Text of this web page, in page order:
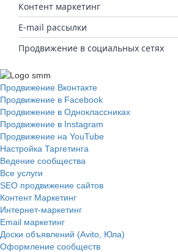
Контент маркетинг
E-mail рассылки
Продвижение в социальных сетях
Продвижение Вконтакте
Продвижение в Facebook
Продвижение в Одноклассниках
Продвижение в Instagram
Продвижение на YouTube
Настройка Таргетинга
Ведение сообщества
Все услуги
SEO продвижение сайтов
Контент Маркетинг
Интернет-маркетинг
Email маркетинг
Доски объявлений (Avito, Юла)
Оформление сообществ